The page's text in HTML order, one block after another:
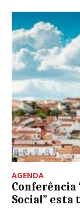
AGENDA
Conferência
Social”